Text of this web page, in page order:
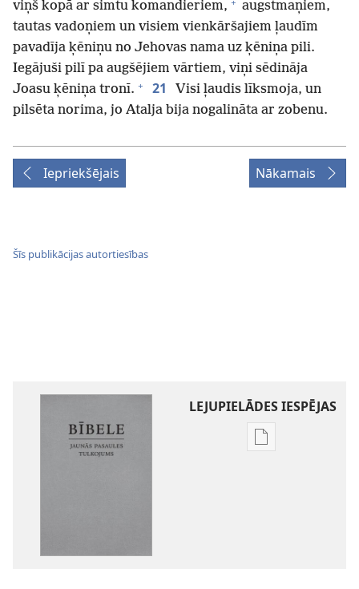
viņš kopā ar simtu komandieriem,
augstmaņiem,
tautas vadoņiem un visiem vienkāršajiem ļaudīm
pavadīja ķēniņu no Jehovas nama uz ķēniņa pili.
Iegājuši pilī pa augšējiem vārtiem, viņi sēdināja
Joasu ķēniņa tronī. + 21
Visi ļaudis līksmoja, un
pilsēta norima, jo Atalja bija nogalināta ar zobenu.
Iepriekšējais Nākamais
Šīs publikācijas autortiesības
LEJUPIELĀDES IESPĒJAS
Publikāciju